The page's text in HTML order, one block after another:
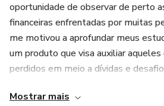
Essencialismo – Greg McKeown
Mais Esperto que o Diabo –
O Mito do Empreendedor – Michael
A Estratégia do Oceano Azul – W.
oportunidade de observar de perto
financeiras enfrentadas por muitas
me motivou a aprofundar meus
um produto que visa auxiliar
perdidos em meio a dívidas e
Minha missão é ajudar indivíduos a
Mostrar mais